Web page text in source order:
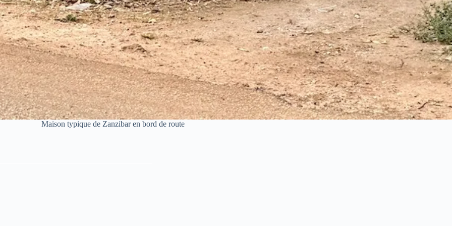
Maison typique de Zanzibar en bord de route